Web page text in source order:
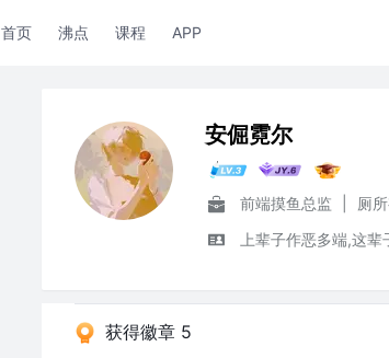
首页 沸点 课程 APP
安倔霓尔
前端摸鱼总监
厕
上辈子作恶多端,这辈
获得徽章 5